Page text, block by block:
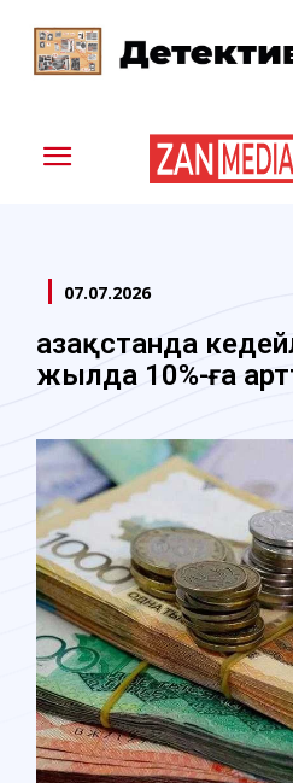
07.07.2026
Қазақстанда
жылда 10%-ға